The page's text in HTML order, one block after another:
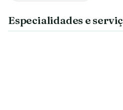
Especialidades e